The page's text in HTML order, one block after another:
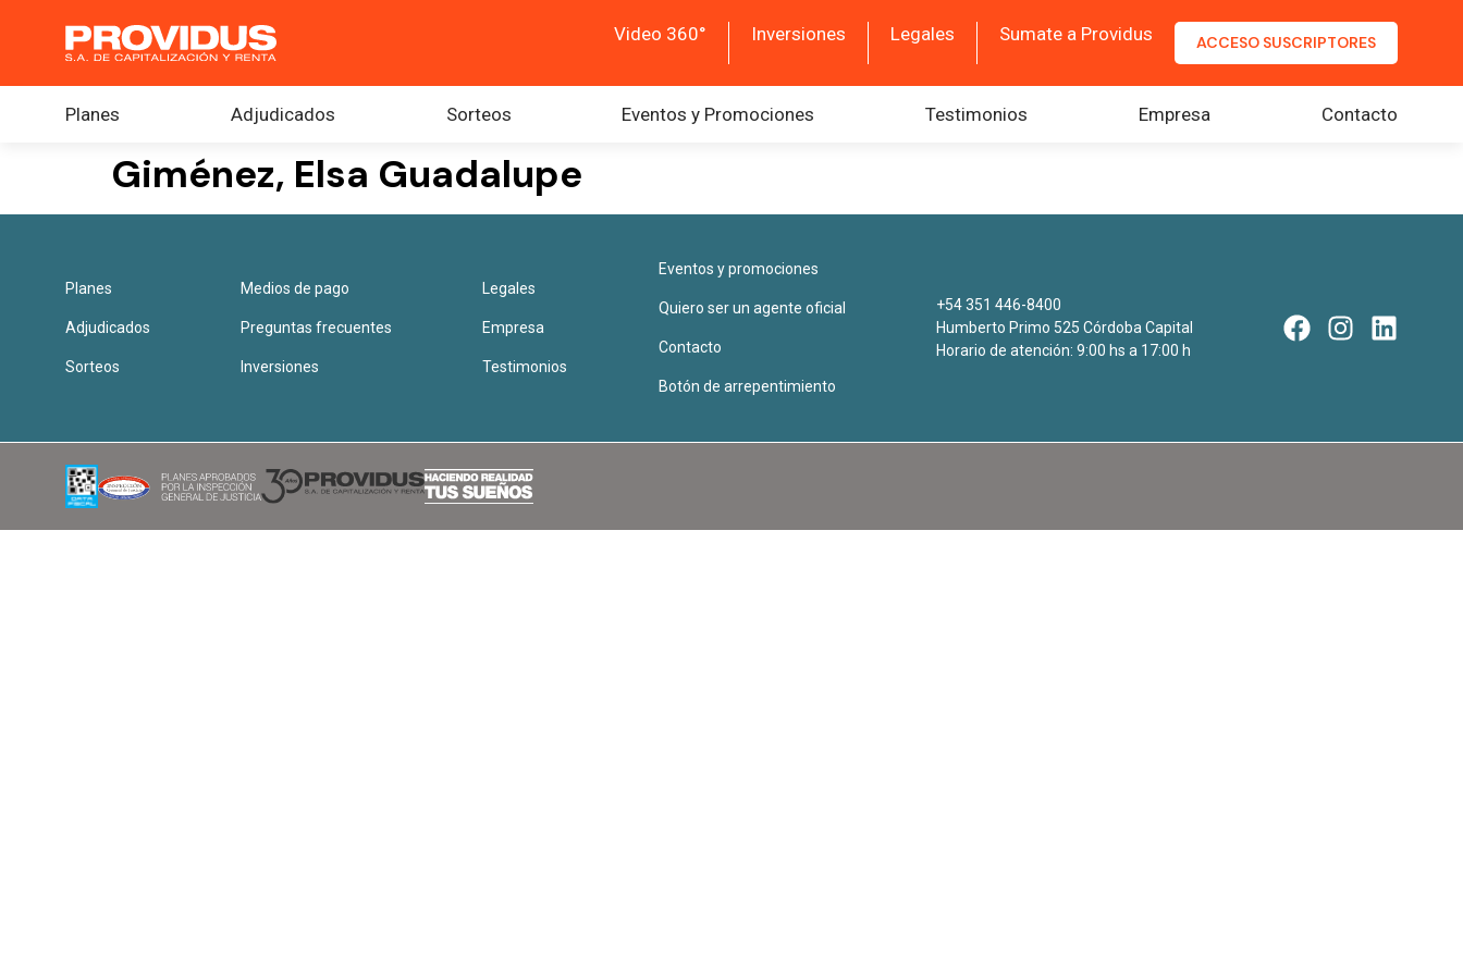
Video 360° Inversiones Legales Sumate a Providus ACCESO SUSCRIPTORES
Planes Adjudicados Sorteos Eventos y Promociones Testimonios Empresa Contacto
Giménez, Elsa Guadalupe
Planes
Adjudicados
Sorteos
Medios de pago
Preguntas frecuentes
Inversiones
Legales
Empresa
Testimonios
Eventos y promociones
Quiero ser un agente oficial
Contacto
Botón de arrepentimiento
+54 351 446-8400
Humberto Primo 525 Córdoba Capital
Horario de atención: 9:00 hs a 17:00 h